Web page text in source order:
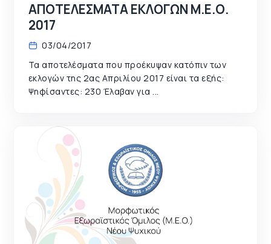
ΑΠΟΤΕΛΕΣΜΑΤΑ ΕΚΛΟΓΩΝ Μ.Ε.Ο.
2017
03/04/2017
Τα αποτελέσματα που προέκυψαν κατόπιν των
εκλογών της 2ας Απριλίου 2017 είναι τα εξής:
Ψηφίσαντες: 230 Έλαβαν για ...